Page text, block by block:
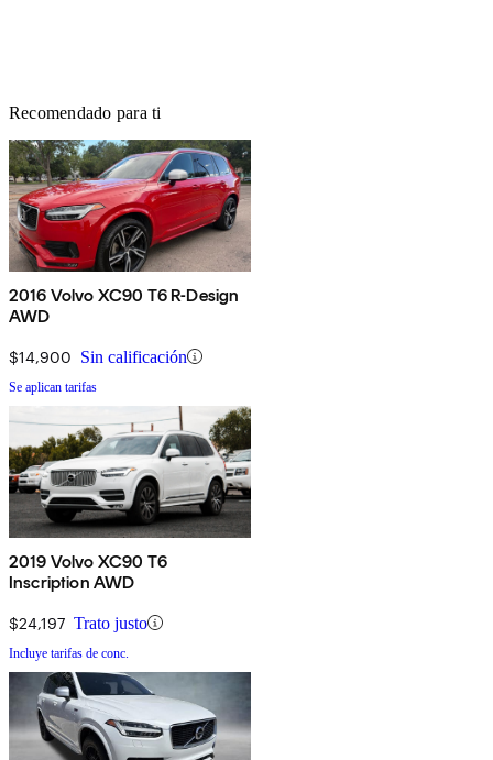
Recomendado para ti
2016 Volvo XC90 T6 R-Design
AWD
$14,900 Sin calificación
Se aplican tarifas
2019 Volvo XC90 T6
Inscription AWD
$24,197 Trato justo
Incluye tarifas de conc.